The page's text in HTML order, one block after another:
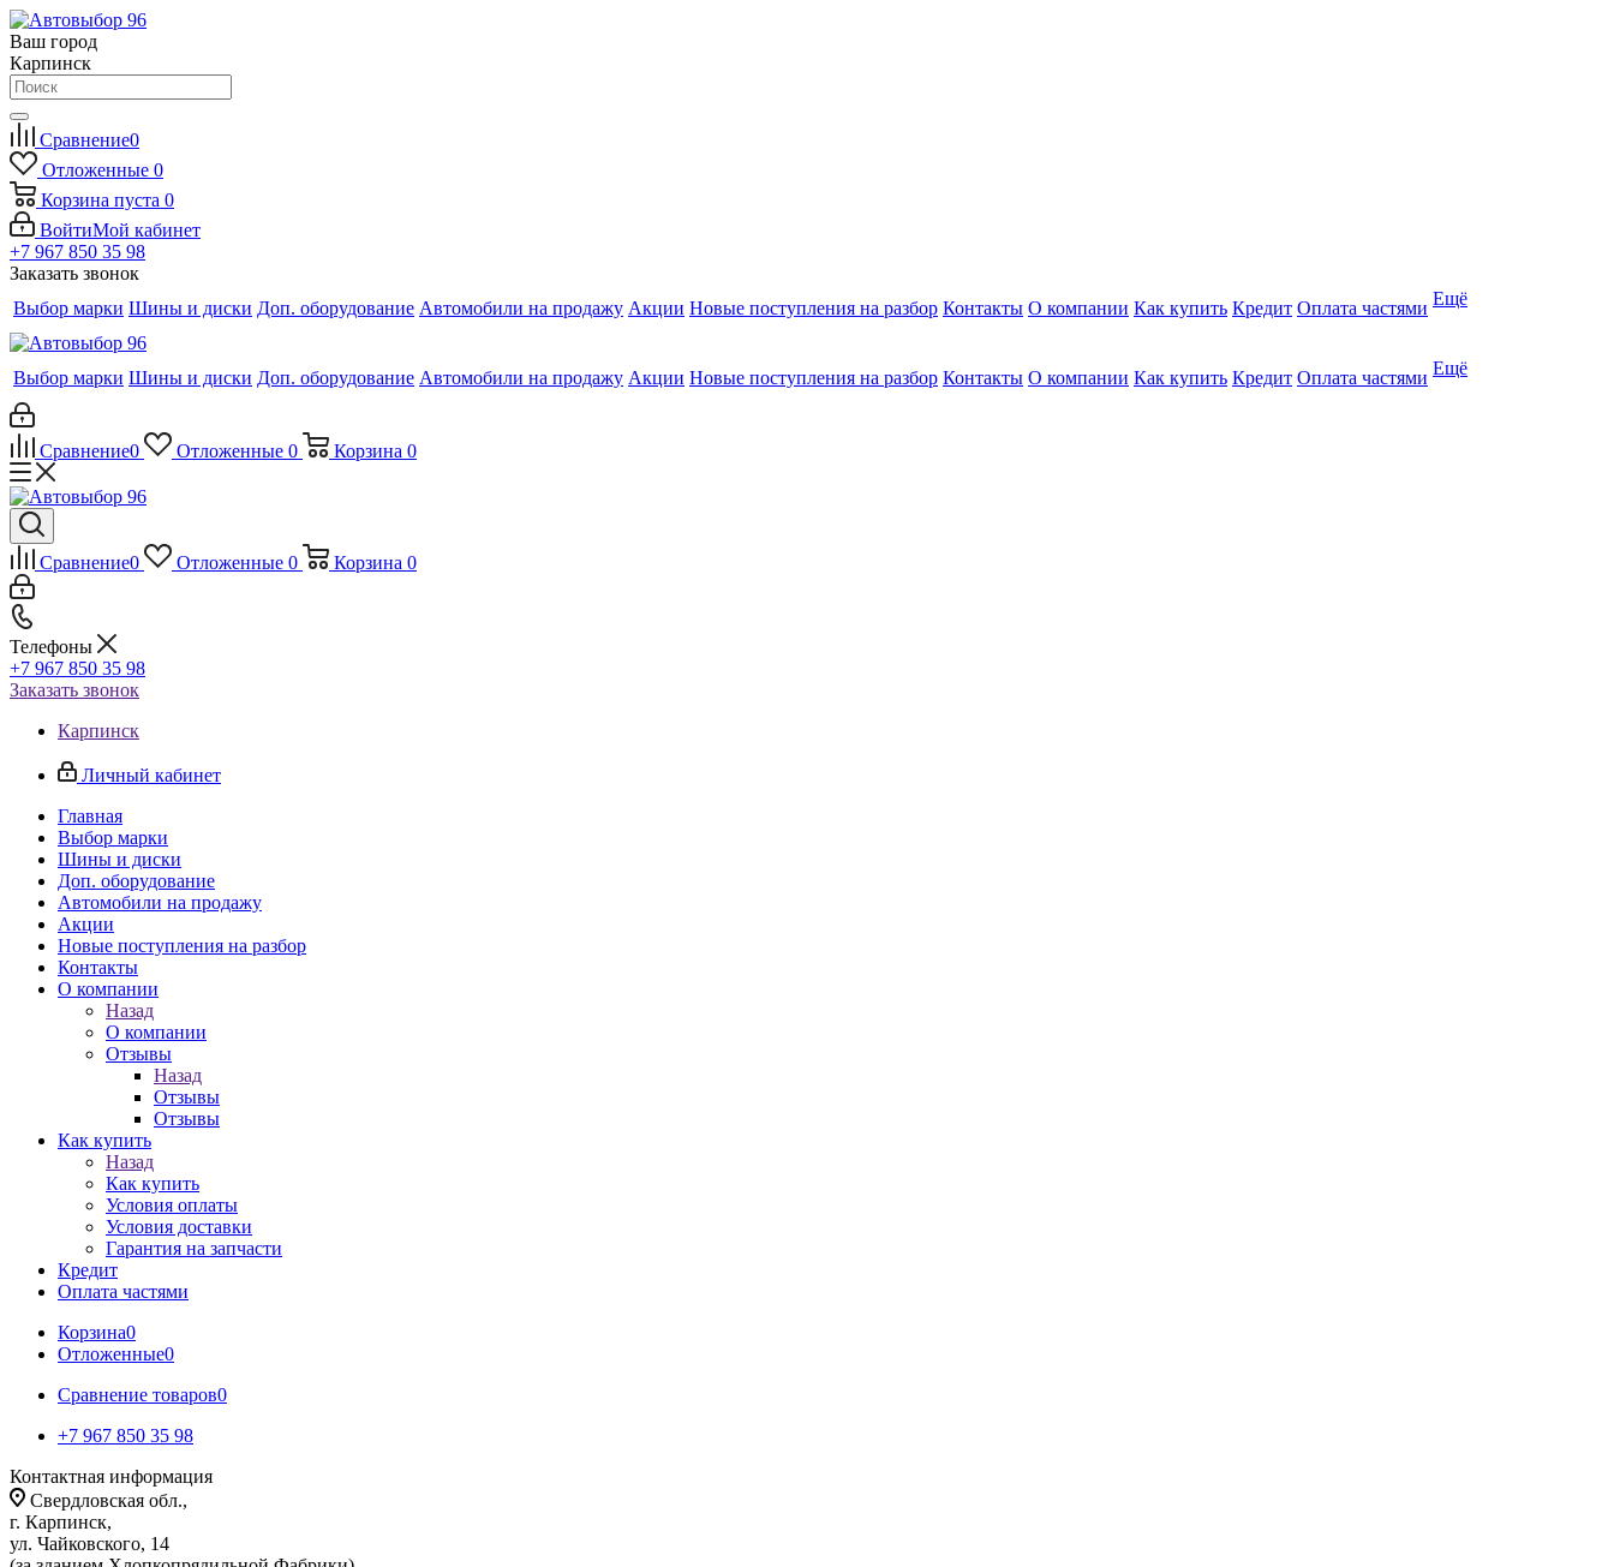
Ваш город
Карпинск
Сравнение0
Отложенные 0
Корзина пуста 0
ВойтиМой кабинет
+7 967 850 35 98
Заказать звонок
Выбор марки Шины и диски Доп. оборудование Автомобили на продажу Акции Новые поступления на разбор Контакты О компании Как купить Кредит Оплата частями Ещё
Выбор марки Шины и диски Доп. оборудование Автомобили на продажу Акции Новые поступления на разбор Контакты О компании Как купить Кредит Оплата частями Ещё
Сравнение0 Отложенные 0 Корзина 0
Сравнение0 Отложенные 0 Корзина 0
Телефоны
+7 967 850 35 98
Заказать звонок
Карпинск
Личный кабинет
Главная
Выбор марки
Шины и диски
Доп. оборудование
Автомобили на продажу
Акции
Новые поступления на разбор
Контакты
О компании
Назад
О компании
Отзывы
Назад
Отзывы
Отзывы
Как купить
Назад
Как купить
Условия оплаты
Условия доставки
Гарантия на запчасти
Кредит
Оплата частями
Корзина0
Отложенные0
Сравнение товаров0
+7 967 850 35 98
Контактная информация
Свердловская обл.,
г. Карпинск,
ул. Чайковского, 14